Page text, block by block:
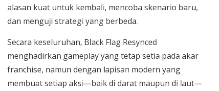
alasan kuat untuk kembali, mencoba skenario baru,
dan menguji strategi yang berbeda.
Secara keseluruhan, Black Flag Resynced
menghadirkan gameplay yang tetap setia pada akar
franchise, namun dengan lapisan modern yang
membuat setiap aksi—baik di darat maupun di laut—